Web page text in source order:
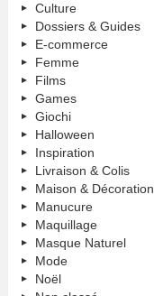
Culture
Dossiers & Guides
E-commerce
Femme
Films
Games
Giochi
Halloween
Inspiration
Livraison & Colis
Maison & Décoration
Manucure
Maquillage
Masque Naturel
Mode
Noël